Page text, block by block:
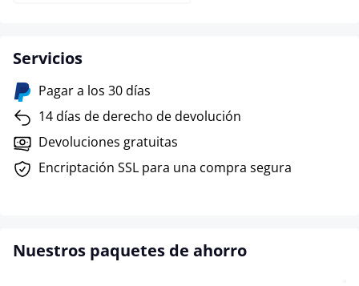
Servicios
Pagar a los 30 días
14 días de derecho de devolución
Devoluciones gratuitas
Encriptación SSL para una compra segura
Nuestros paquetes de ahorro